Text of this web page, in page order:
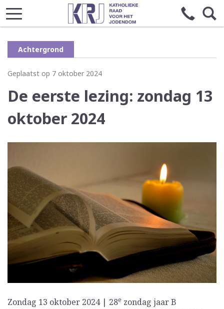
Achtergrond
Geplaatst op 7 oktober 2024
De eerste lezing: zondag 13
oktober 2024
Zondag 13 oktober 2024 | 28e zondag jaar B